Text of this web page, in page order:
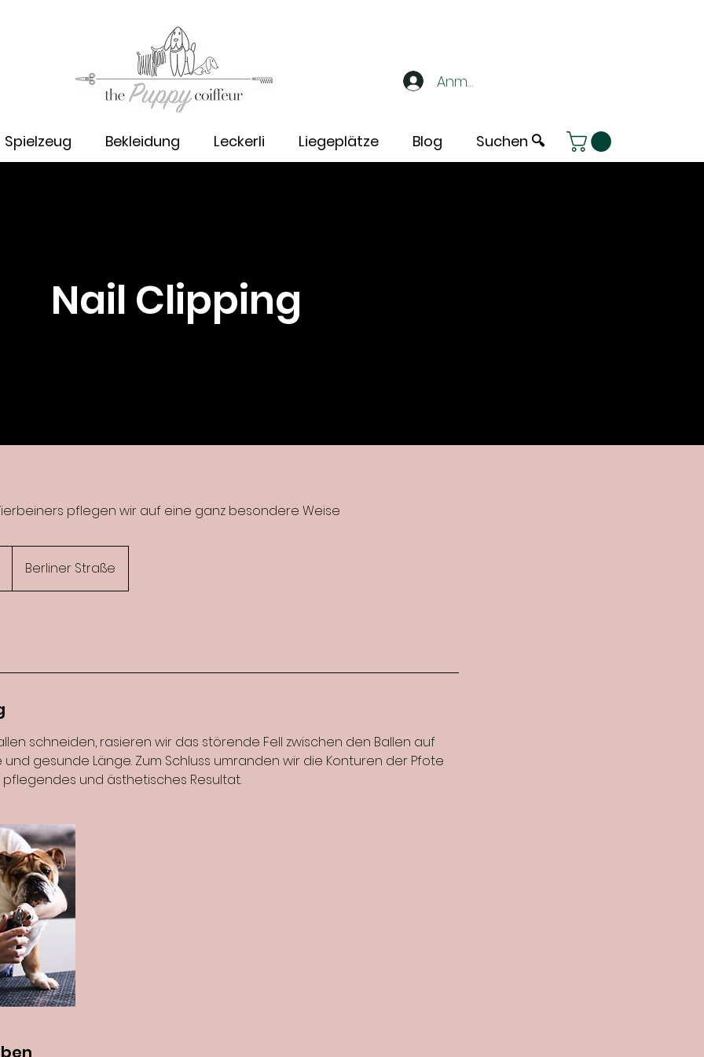
Anmelden
Spielzeug Bekleidung Leckerli Liegeplätze Blog Suchen 🔍
Nail Clipping
pflegen wir auf eine ganz besondere Weise
Berliner Straße
schneiden, rasieren wir das störende Fell zwischen den Ballen auf
gesunde Länge. Zum Schluss umranden wir die Konturen der Pfote
und ästhetisches Resultat.